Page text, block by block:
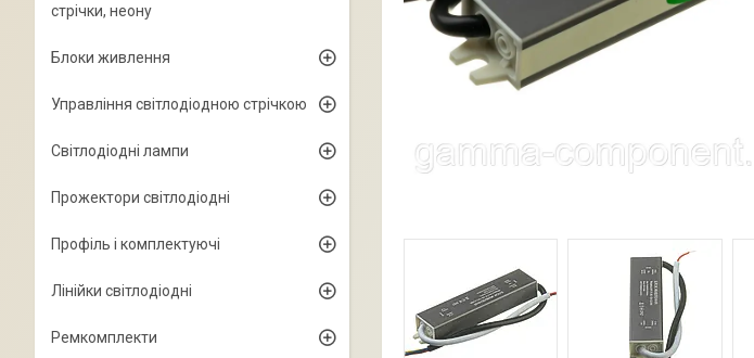
стрічки, неону
Блоки живлення
Управління світлодіодною стрічкою
Світлодіодні лампи
Прожектори світлодіодні
Профіль і комплектуючі
Лінійки світлодіодні
Ремкомплекти